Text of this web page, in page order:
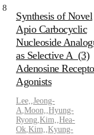
8
Synthesis of Novel
Apio Carbocyclic
Nucleoside
as Selective A_(3)
Adenosine
Agonists
Lee,,Jeong-
A,Moon,,Hyung-
Ryong,Kim,,Hea-
Ok,Kim,,Kyung-